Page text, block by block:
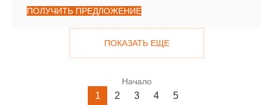
ПОЛУЧИТЬ ПРЕДЛОЖЕНИЕ
ПОКАЗАТЬ ЕЩЕ
Начало
1 2 3 4
5